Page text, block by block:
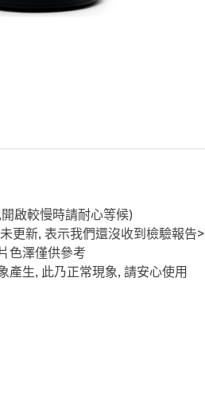
啟較慢時請耐心等候)
更新, 表示我們還沒收到檢驗報告>
色澤僅供參考
生, 此乃正常現象, 請安心使用